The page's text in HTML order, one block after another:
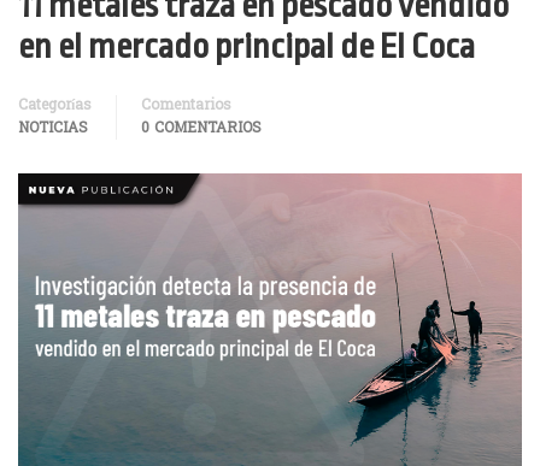
en el mercado principal de El Coca
Categorías
NOTICIAS
Comentarios
0 COMENTARIOS